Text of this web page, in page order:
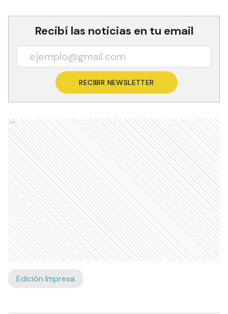
Recibí las noticias en tu email
RECIBIR NEWSLETTER
Ads
Edición Impresa